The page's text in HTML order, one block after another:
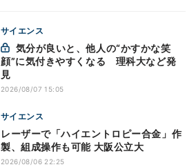
サイエンス
顔”に気付きやすくなる 理科大など発
見
2026/08/07 15:05
サイエンス
レーザーで「ハイエントロピー合金」作
製、組成操作も可能 大阪公立大
2026/08/06 22:25